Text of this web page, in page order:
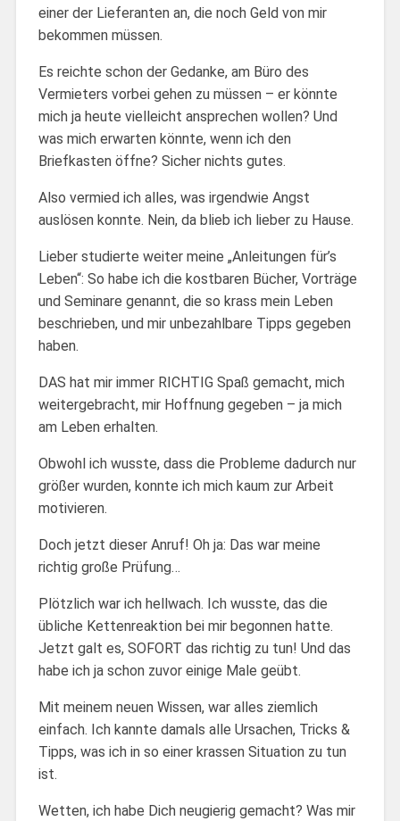
einer der Lieferanten an, die noch Geld von mir
bekommen müssen.
Es reichte schon der Gedanke, am Büro des
Vermieters vorbei gehen zu müssen – er könnte
mich ja heute vielleicht ansprechen wollen? Und
was mich erwarten könnte, wenn ich den
Briefkasten öffne? Sicher nichts gutes.
Also vermied ich alles, was irgendwie Angst
auslösen konnte. Nein, da blieb ich lieber zu Hause.
Lieber studierte weiter meine „Anleitungen für’s
Leben“: So habe ich die kostbaren Bücher, Vorträge
und Seminare genannt, die so krass mein Leben
beschrieben, und mir unbezahlbare Tipps gegeben
haben.
DAS hat mir immer RICHTIG Spaß gemacht, mich
weitergebracht, mir Hoffnung gegeben – ja mich
am Leben erhalten.
Obwohl ich wusste, dass die Probleme dadurch nur
größer wurden, konnte ich mich kaum zur Arbeit
motivieren.
Doch jetzt dieser Anruf! Oh ja: Das war meine
richtig große Prüfung…
Plötzlich war ich hellwach. Ich wusste, das die
übliche Kettenreaktion bei mir begonnen hatte.
Jetzt galt es, SOFORT das richtig zu tun! Und das
habe ich ja schon zuvor einige Male geübt.
Mit meinem neuen Wissen, war alles ziemlich
einfach. Ich kannte damals alle Ursachen, Tricks &
Tipps, was ich in so einer krassen Situation zu tun
ist.
Wetten, ich habe Dich neugierig gemacht? Was mir